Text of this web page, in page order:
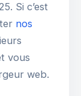
Si c’est
nos
vous
web.